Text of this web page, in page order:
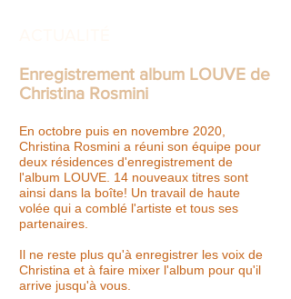
Enregistrement album LOUVE de
Christina Rosmini
En octobre puis en novembre 2020,
Christina Rosmini a réuni son équipe pour
deux résidences d'enregistrement de
l'album LOUVE. 14 nouveaux titres sont
ainsi dans la boîte! Un travail de haute
volée qui a comblé l'artiste et tous ses
partenaires.
Il ne reste plus qu'à enregistrer les voix de
Christina et à faire mixer l'album pour qu'il
arrive jusqu'à vous.